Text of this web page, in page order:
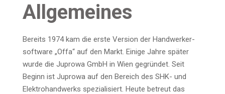
All­ge­mei­nes
Bereits 1974 kam die ers­te Ver­si­on der Hand­wer­ker­
soft­ware „Offa“ auf den Markt. Eini­ge Jah­re spä­ter
wur­de die Jupro­wa GmbH in Wien gegrün­det. Seit
Beginn ist Jupro­wa auf den Bereich des SHK- und
Elek­tro­hand­werks spe­zia­li­siert. Heu­te betreut das